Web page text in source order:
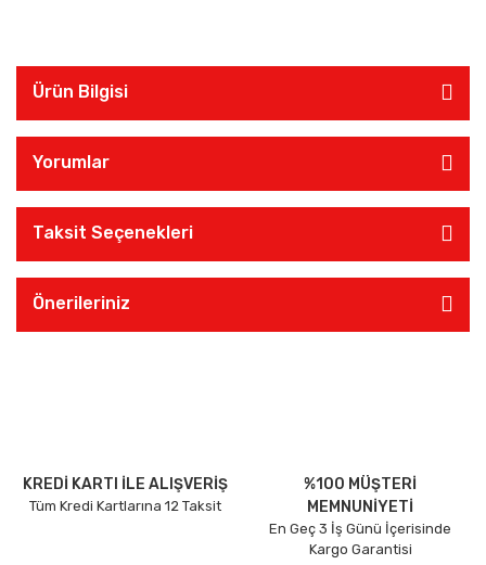
Ürün Bilgisi
Yorumlar
Taksit Seçenekleri
Önerileriniz
KREDİ KARTI İLE ALIŞVERİŞ
Tüm Kredi Kartlarına 12 Taksit
%100 MÜŞTERİ
MEMNUNİYETİ
En Geç 3 İş Günü İçerisinde
Kargo Garantisi